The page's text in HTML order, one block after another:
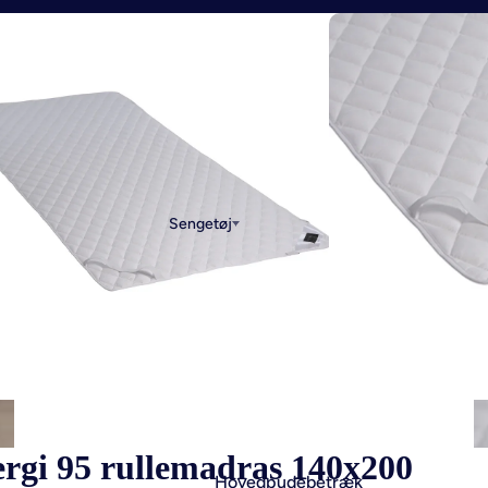
Sengetøj
Hovedpudebetræk
95 rullemadras 140x200